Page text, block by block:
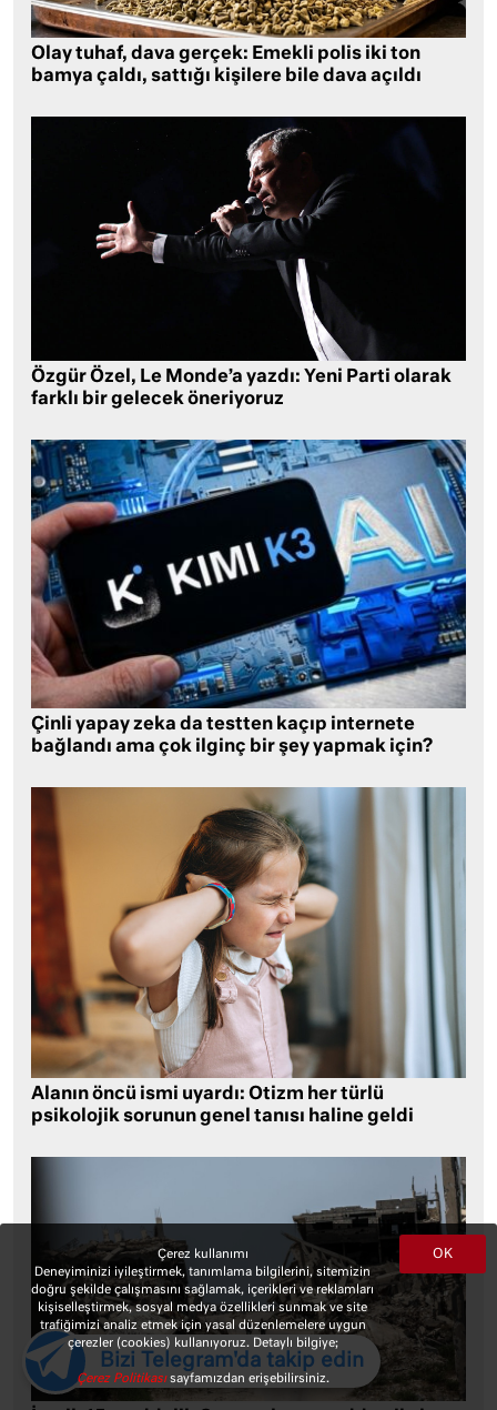
Olay tuhaf, dava gerçek: Emekli polis iki ton
bamya çaldı, sattığı kişilere bile dava açıldı
Özgür Özel, Le Monde’a yazdı: Yeni Parti olarak
farklı bir gelecek öneriyoruz
Çinli yapay zeka da testten kaçıp internete
bağlandı ama çok ilginç bir şey yapmak için?
Alanın öncü ismi uyardı: Otizm her türlü
psikolojik sorunun genel tanısı haline geldi
OK
Çerez kullanımı
Deneyiminizi iyileştirmek, tanımlama bilgilerini, sitemizin
doğru şekilde çalışmasını sağlamak, içerikleri ve reklamları
kişiselleştirmek, sosyal medya özellikleri sunmak ve site
trafiğimizi analiz etmek için yasal düzenlemelere uygun
çerezler (cookies) kullanıyoruz. Detaylı bilgiye;
Çerez Politikasısayfamızdan erişebilirsiniz.
Bizi Telegram'da takip edin